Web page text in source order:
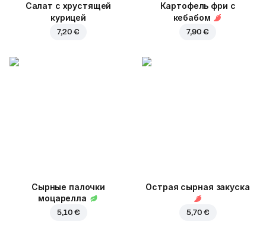
Салат с хрустящей
курицей
7,20 €
Картофель фри с
кебабом
7,90 €
Сырные палочки
моцарелла
5,10 €
Острая сырная закуска
5,70 €